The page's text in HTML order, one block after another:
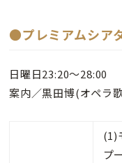
●プレミアムシア
日曜日23:20～28:00
案内／黒田博(オペラ
(1)
プ